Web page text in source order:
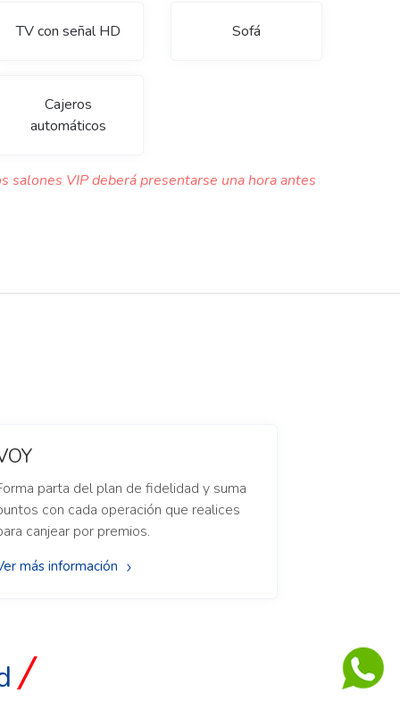
TV con señal HD Sofá
Cajeros
automáticos
salones VIP deberá presentarse una hora antes
parta del plan de fidelidad y suma
con cada operación que realices
canjear por premios.
más información